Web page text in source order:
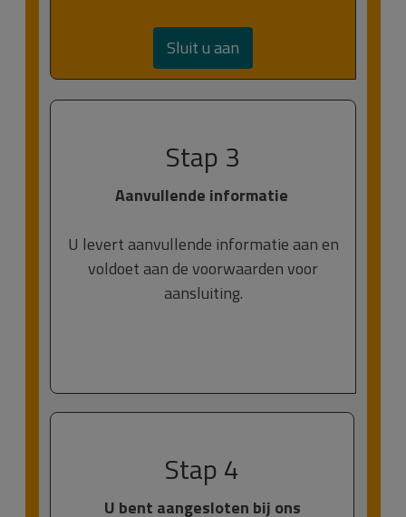
Sluit u aan
Stap 3
Aanvullende informatie
U levert aanvullende informatie aan en
voldoet aan de voorwaarden voor
aansluiting.
Stap 4
U bent aangesloten bij ons